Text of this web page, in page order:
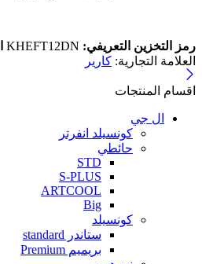
رمز التخزين التعريفي: KHEFT12DN
العلامة التجارية: كارير
اقسام المنتجات
ال جي
كونسيلد انفرتر
حائطي
STD
S-PLUS
ARTCOOL
Big
كونسيلد
ستاندر standard
بريميم Premium